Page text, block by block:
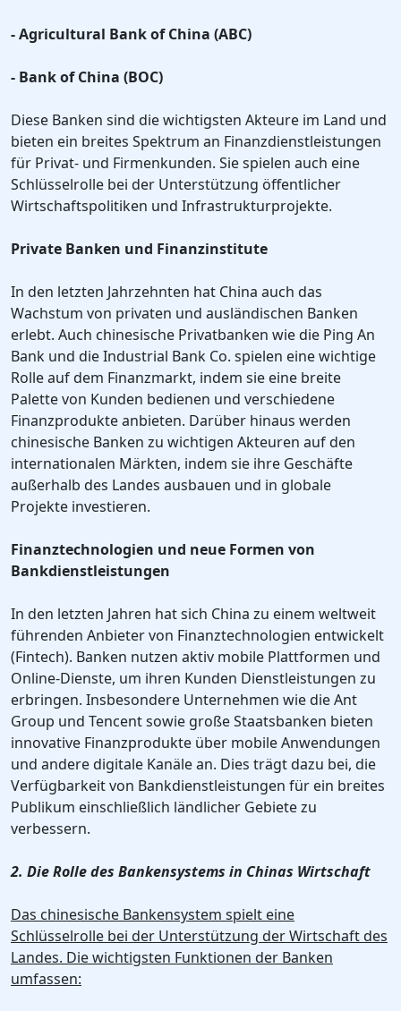
- Agricultural Bank of China (ABC)
- Bank of China (BOC)
Diese Banken sind die wichtigsten Akteure im Land und
bieten ein breites Spektrum an Finanzdienstleistungen
für Privat- und Firmenkunden. Sie spielen auch eine
Schlüsselrolle bei der Unterstützung öffentlicher
Wirtschaftspolitiken und Infrastrukturprojekte.
Private Banken und Finanzinstitute
In den letzten Jahrzehnten hat China auch das
Wachstum von privaten und ausländischen Banken
erlebt. Auch chinesische Privatbanken wie die Ping An
Bank und die Industrial Bank Co. spielen eine wichtige
Rolle auf dem Finanzmarkt, indem sie eine breite
Palette von Kunden bedienen und verschiedene
Finanzprodukte anbieten. Darüber hinaus werden
chinesische Banken zu wichtigen Akteuren auf den
internationalen Märkten, indem sie ihre Geschäfte
außerhalb des Landes ausbauen und in globale
Projekte investieren.
Finanztechnologien und neue Formen von
Bankdienstleistungen
In den letzten Jahren hat sich China zu einem weltweit
führenden Anbieter von Finanztechnologien entwickelt
(Fintech). Banken nutzen aktiv mobile Plattformen und
Online-Dienste, um ihren Kunden Dienstleistungen zu
erbringen. Insbesondere Unternehmen wie die Ant
Group und Tencent sowie große Staatsbanken bieten
innovative Finanzprodukte über mobile Anwendungen
und andere digitale Kanäle an. Dies trägt dazu bei, die
Verfügbarkeit von Bankdienstleistungen für ein breites
Publikum einschließlich ländlicher Gebiete zu
verbessern.
2. Die Rolle des Bankensystems in Chinas Wirtschaft
Das chinesische Bankensystem spielt eine
Schlüsselrolle bei der Unterstützung der Wirtschaft des
Landes. Die wichtigsten Funktionen der Banken
umfassen: